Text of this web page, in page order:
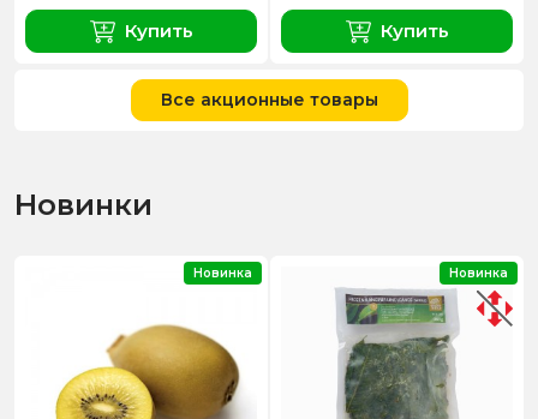
Купить Купить
Все акционные товары
Новинки
Новинка Новинка